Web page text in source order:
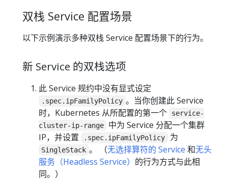
双栈 Service 配置场景
以下示例演示多种双栈 Service 配置场景下的行为。
新 Service 的双栈选项
此 Service 规约中没有显式设定
.spec.ipFamilyPolicy 。当你创建此 Service
时，Kubernetes 从所配置的第一个
service-
cluster-ip-range
中为 Service 分配一个集群
IP，并设置
.spec.ipFamilyPolicy 为
SingleStack 。 （无选择算符的 Service 和无头
服务（Headless Service） 的行为方式与此相
同。）